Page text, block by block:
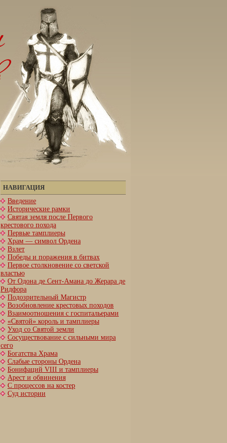
НАВИГАЦИЯ
Введение
Исторические рамки
Святая земля после Первого
крестового похода
Первые тамплиеры
Храм — символ Ордена
Взлет
Победы и поражения в битвах
Первое столкновение со светской
властью
От Одона де Сент-Амана до Жерара де
Ридфора
Подозрительный Магистр
Возобновление крестовых походов
Взаимоотношения с госпитальерами
«Святой» король и тамплиеры
Уход со Святой земли
Сосуществование с сильными мира
сего
Богатства Храма
Слабые стороны Ордена
Бонифаций VIII и тамплиеры
Арест и обвинения
С процессов на костер
Суд истории